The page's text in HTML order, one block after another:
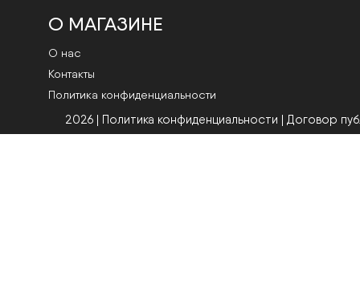
О МАГАЗИНЕ
О нас
Контакты
Политика конфиденциальности
2026 | Политика конфиденциальности | Договор